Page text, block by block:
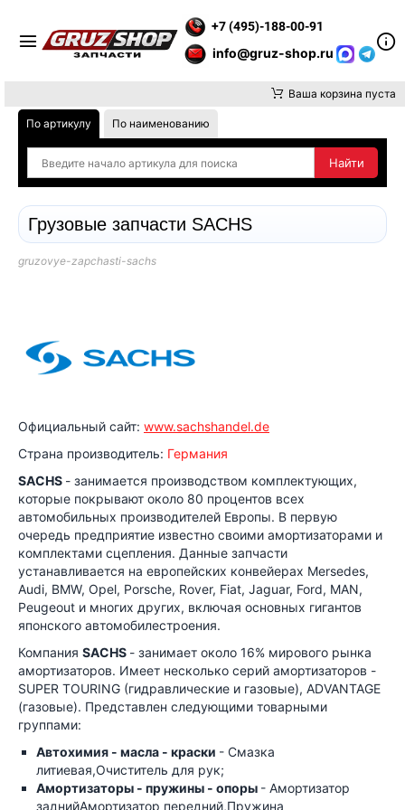
+7 (495)-188-00-91
info@gruz-shop.ru
Ваша корзина пуста
По артикулу По наименованию
Грузовые запчасти SACHS
gruzovye-zapchasti-sachs
Официальный сайт: www.sachshandel.de
Страна производитель: Германия
SACHS - занимается производством комплектующих,
которые покрывают около 80 процентов всех
автомобильных производителей Европы. В первую
очередь предприятие известно своими амортизаторами и
комплектами сцепления. Данные запчасти
устанавливается на европейских конвейерах Mersedes,
Audi, BMW, Opel, Porsche, Rover, Fiat, Jaguar, Ford, MAN,
Peugeout и многих других, включая основных гигантов
японского автомобилестроения.
Компания SACHS - занимает около 16% мирового рынка
амортизаторов. Имеет несколько серий амортизаторов -
SUPER TOURING (гидравлические и газовые), ADVANTAGE
(газовые). Представлен следующими товарными
группами:
Автохимия - масла - краски - Смазка
литиевая,Очиститель для рук;
Амортизаторы - пружины - опоры - Амортизатор
заднийАмортизатор передний,Пружина